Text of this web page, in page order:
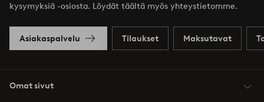
kysymyksiä -osiosta. Löydät täältä myös yhteystietomme.
Asiakaspalvelu Tilaukset Maksutavat
Omat sivut